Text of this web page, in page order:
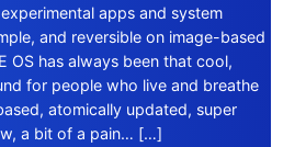
apps and system
and reversible on image-based
OS has always been that cool,
for people who live and breathe
atomically updated, super
a bit of a pain… […]